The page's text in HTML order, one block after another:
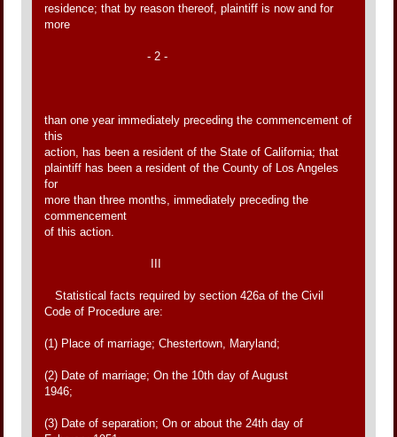
residence; that by reason thereof, plaintiff is now and for
more
- 2 -
than one year immediately preceding the commencement of
this
action, has been a resident of the State of California; that
plaintiff has been a resident of the County of Los Angeles
for
more than three months, immediately preceding the
commencement
of this action.
Statistical facts required by section 426a of the Civil
Code of Procedure are:
(1) Place of marriage; Chestertown, Maryland;
(2) Date of marriage; On the 10th day of August
1946;
(3) Date of separation; On or about the 24th day of